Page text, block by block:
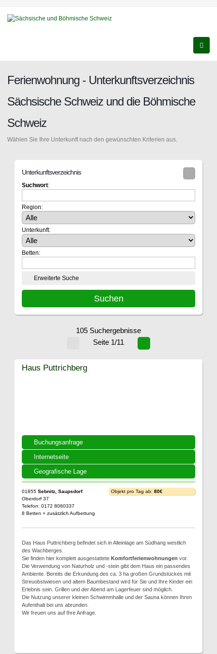
Ferienwohnung - Unterkunftsverzeichnis
Sächsische Schweiz und die Böhmische
Schweiz
Wählen Sie Ihre Unterkunft nach den gewünschten Kriterien aus.
Unterkunftsverzeichnis
Suchwort:
Region:
Unterkunft:
Betten:
Erweiterte Suche
105 Suchergebnisse
Seite 1/11
Buchungsanfrage
Internetseite
Geografische Lage
Haus Puttrichberg
01855 Sebnitz, Saupsdorf
Oberdorf 37
Telefon: 0172 8060337
8 Betten + zusätzlich Aufbettung
Objekt pro Tag ab: 80€
Das Haus Puttrichberg befindet sich in Alleinlage am Südhang westlich
des Wachberges.
Sie finden hier komplett ausgestattete Komfortferienwohnungen vor.
Die Verwendung von Naturholz und -stein gibt dem Haus ein passendes
Ambiente. Bereits die Erkundung des ca. 3 ha großen Grundstückes mit
Streuobstwiesen und altem Baumbestand wird für Sie und Ihre Kinder ein
Erlebnis sein. Grillen und der Abend am Lagerfeuer sind möglich.
Die Nutzung unserer kleinen Schwimmhalle und der Sauna können Ihren
Aufenthalt bei uns abrunden.
Wir freuen uns auf Ihre Anfrage.